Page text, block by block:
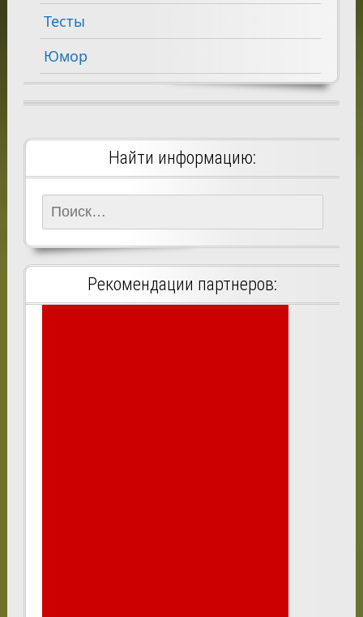
Тесты
Юмор
Найти информацию:
Найти:
Рекомендации партнеров: